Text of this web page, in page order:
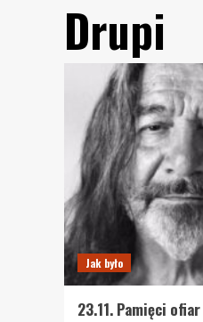
Drupi
Jak było
23.11. Pamięci